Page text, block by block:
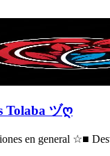
Tolaba ヅღ
en general ☆■